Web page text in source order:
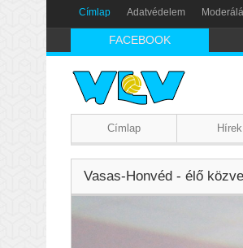
Címlap Adatvédelem
FACEBOOK
Címlap Hírek
Vasas-Honvéd - élő